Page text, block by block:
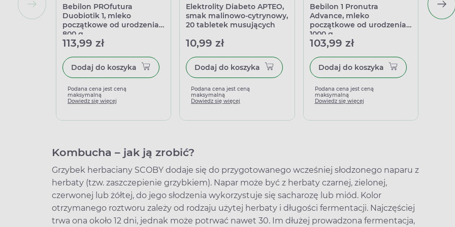
Bebilon PROfutura
Duobiotik 1, mleko
początkowe od urodzenia,
800 g
113,99 zł
Dodaj do koszyka
Podana cena jest ceną
maksymalną
Dowiedz się więcej
Elektrolity Diabeto APTEO,
smak malinowo-cytrynowy,
20 tabletek musujących
10,99 zł
Dodaj do koszyka
Podana cena jest ceną
maksymalną
Dowiedz się więcej
Bebilon 1 Pronutra
Advance, mleko
początkowe od urodzenia,
1000 g
103,99 zł
Dodaj do koszyka
Podana cena jest ceną
maksymalną
Dowiedz się więcej
Kombucha – jak ją zrobić?
Grzybek herbaciany SCOBY dodaje się do przygotowanego wcześniej słodzonego naparu z
herbaty (tzw. zaszczepienie grzybkiem). Napar może być z herbaty czarnej, zielonej,
czerwonej lub żółtej, do jego słodzenia wykorzystuje się sacharozę lub miód. Kolor
otrzymanego roztworu zależy od rodzaju użytej herbaty i długości fermentacji. Najczęściej
trwa ona około 12 dni, jednak może potrwać nawet 30. Im dłużej prowadzona fermentacja,